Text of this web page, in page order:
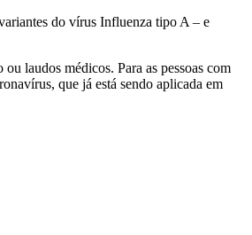
do vírus Influenza tipo A – e
laudos médicos. Para as pessoas com
que já está sendo aplicada em